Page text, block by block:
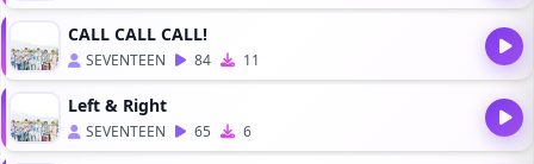
CALL CALL CALL!
SEVENTEEN 84 11
Left & Right
SEVENTEEN 65 6